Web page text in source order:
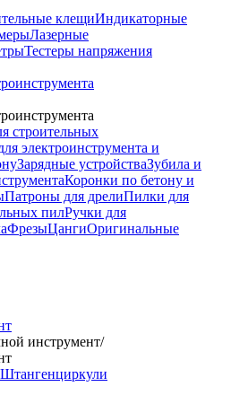
клещиИндикаторные
Лазерные
Тестеры напряжения
строительных
электроинструмента и
Зарядные устройстваЗубила и
Коронки по бетону и
Патроны для дрелиПилки для
пилРучки для
ФрезыЦангиОригинальные
инструмент/
Штангенциркули